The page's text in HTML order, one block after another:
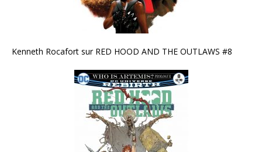
Kenneth Rocafort sur RED HOOD AND THE OUTLAWS #8